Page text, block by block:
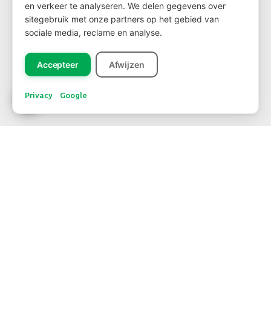
Wil je klant worden?
Ga dan viadeze linknaar het klantenformulier
NIEUWSBRIEF
en verkeer te analyseren. We delen gegevens over
sitegebruik met onze partners op het gebied van
sociale media, reclame en analyse.
Accepteer Afwijzen
Privacy Google